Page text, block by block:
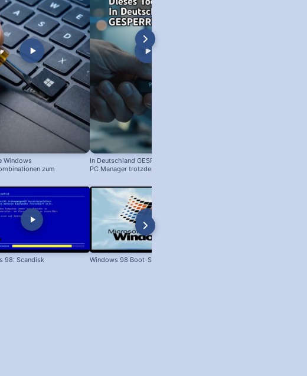
Windows
zum
In Deutschland GESPERRT: Microsoft
PC Manager trotzdem installieren
98: Scandisk Windows 98 Boot-Screen